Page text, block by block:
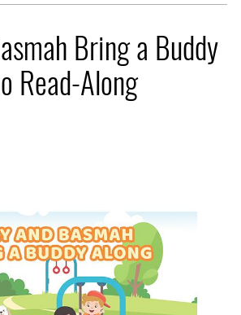
Bring a Buddy
Read-Along